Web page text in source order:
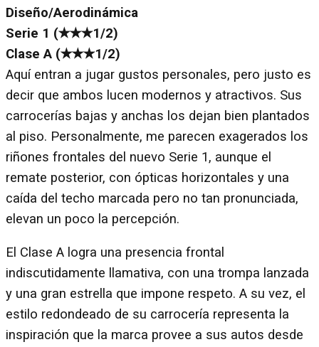
Diseño/Aerodinámica
Serie 1 (✭✭✭1/2)
Clase A (✭✭✭1/2)
Aquí entran a jugar gustos personales, pero justo es
decir que ambos lucen modernos y atractivos. Sus
carrocerías bajas y anchas los dejan bien plantados
al piso. Personalmente, me parecen exagerados los
riñones frontales del nuevo Serie 1, aunque el
remate posterior, con ópticas horizontales y una
caída del techo marcada pero no tan pronunciada,
elevan un poco la percepción.
El Clase A logra una presencia frontal
indiscutidamente llamativa, con una trompa lanzada
y una gran estrella que impone respeto. A su vez, el
estilo redondeado de su carrocería representa la
inspiración que la marca provee a sus autos desde